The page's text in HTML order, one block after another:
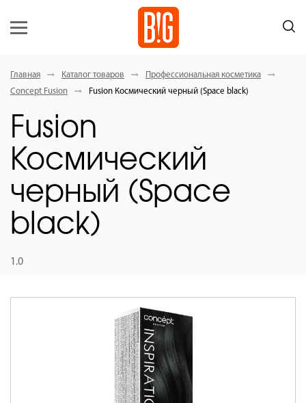
Главная Каталог товаров
Профессиональная косметика
Concept Fusion
Fusion Космический черный (Space black)
Fusion
Космический
черный (Space
black)
1.0